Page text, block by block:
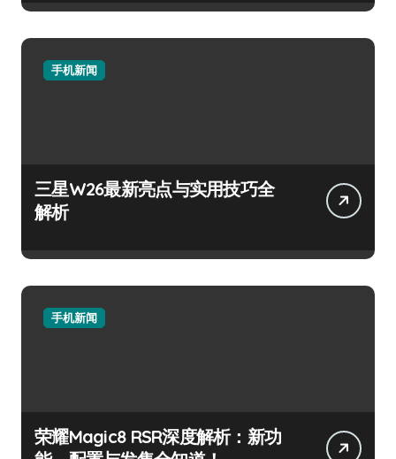
手机新闻
三星W26最新亮点与实用技巧全
解析
手机新闻
荣耀Magic8 RSR深度解析：新功